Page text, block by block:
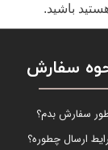
باشید.
سفارش
سفارش بدم؟
ارسال چطوره؟